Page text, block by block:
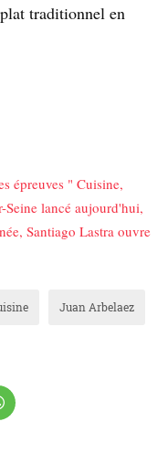
traditionnel en
épreuves " Cuisine,
Seine lancé aujourd'hui,
Santiago Lastra ouvre
Juan Arbelaez